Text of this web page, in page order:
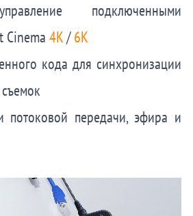
подключенными
Cinema 4K/6K
кода для синхронизации
потоковой передачи, эфира и